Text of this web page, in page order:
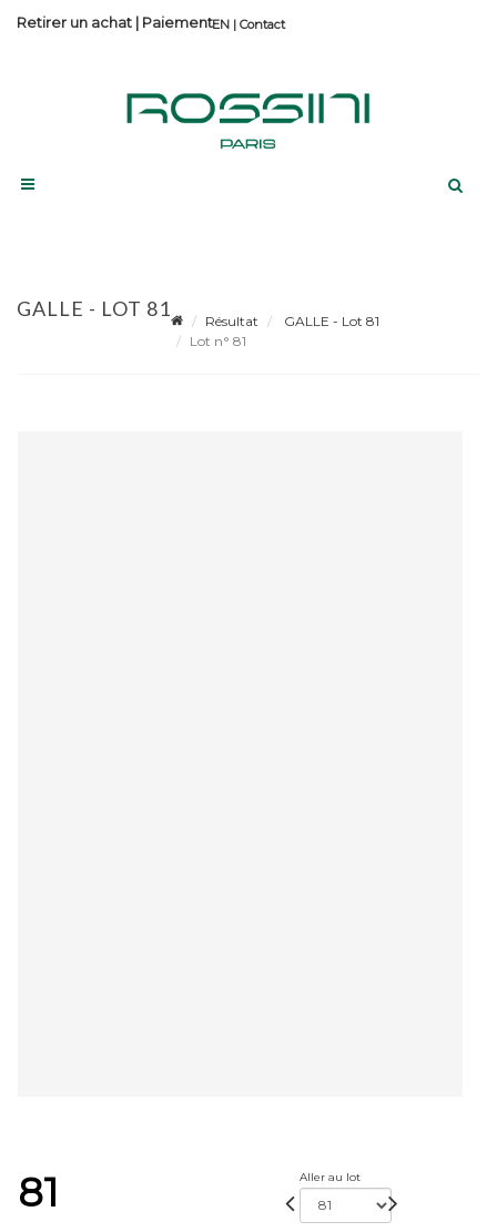
Contact
Retirer un achat | Paiement
GALLE - LOT 81
Résultat
GALLE - Lot 81
Lot n° 81
81 Aller au lot